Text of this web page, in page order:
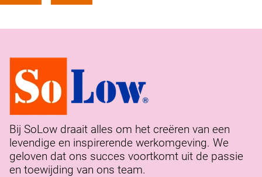
Bij SoLow draait alles om het creëren van een
levendige en inspirerende werkomgeving. We
geloven dat ons succes voortkomt uit de passie
en toewijding van ons team.